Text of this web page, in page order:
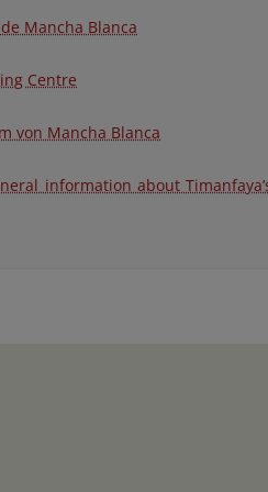
Mancha Blanca
Centre
von Mancha Blanca
information about